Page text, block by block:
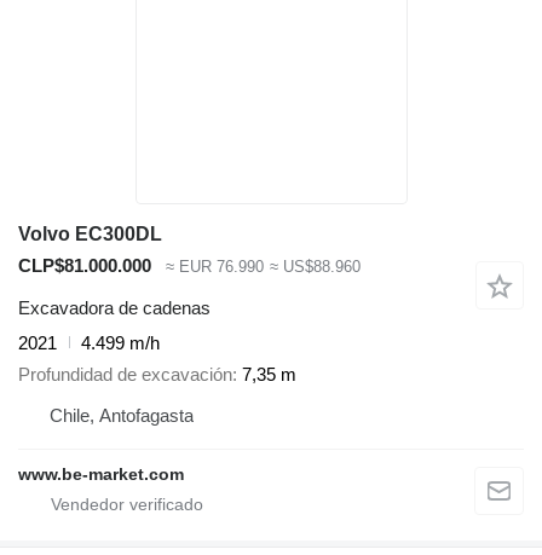
Volvo EC300DL
CLP$81.000.000
≈ EUR 76.990 ≈ US$88.960
Excavadora de cadenas
2021
4.499 m/h
Profundidad de excavación 7,35 m
Chile, Antofagasta
www.be-market.com